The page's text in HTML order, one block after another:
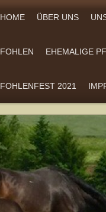
HOME ÜBER UNS
FOHLEN EHEMALIGE
FOHLENFEST 2021